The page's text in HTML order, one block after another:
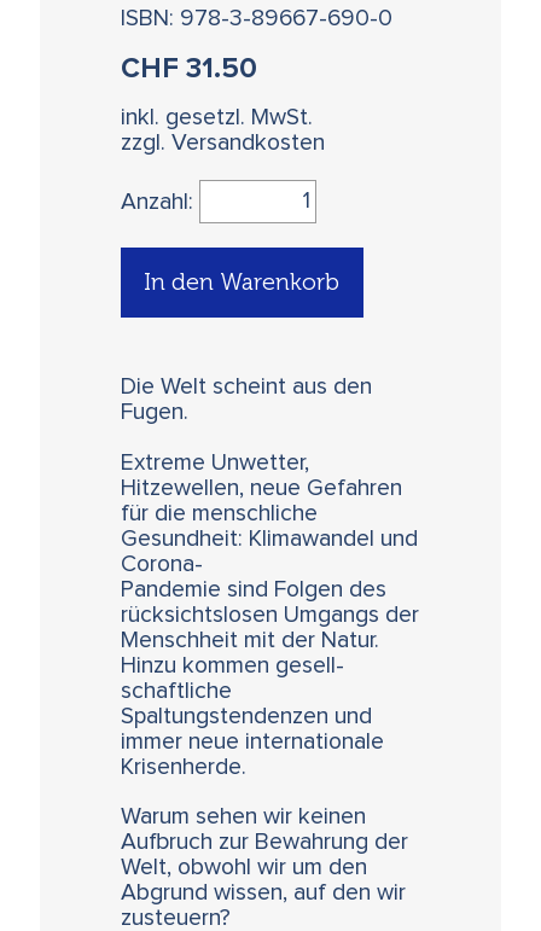
ISBN: 978-3-89667-690-0
CHF31.50
inkl. gesetzl. MwSt.
zzgl. Versandkosten
Anzahl:
In den Warenkorb
Die Welt scheint aus den
Fugen.
Extreme Unwetter,
Hitzewellen, neue Gefahren
für die menschliche
Gesundheit: Klimawandel und
Corona-
Pandemie sind Folgen des
rücksichtslosen Umgangs der
Menschheit mit der Natur.
Hinzu kommen gesell-
schaftliche
Spaltungstendenzen und
immer neue internationale
Krisenherde.
Warum sehen wir keinen
Aufbruch zur Bewahrung der
Welt, obwohl wir um den
Abgrund wissen, auf den wir
zusteuern?